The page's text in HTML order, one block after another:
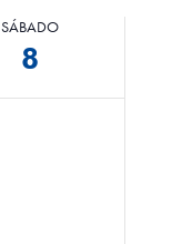
SÁBADO
8